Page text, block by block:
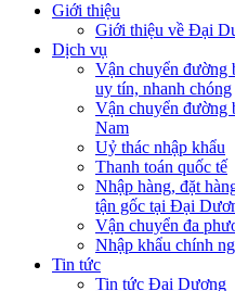
Giới thiệu
Giới thiệu về Đại
Dịch vụ
Vận chuyển đường
uy tín, nhanh chóng
Vận chuyển đường
Nam
Uỷ thác nhập khẩu
Thanh toán quốc tế
Nhập hàng, đặt
tận gốc tại Đại
Vận chuyển đa
Nhập khẩu chính
Tin tức
Tin tức Đại Dương